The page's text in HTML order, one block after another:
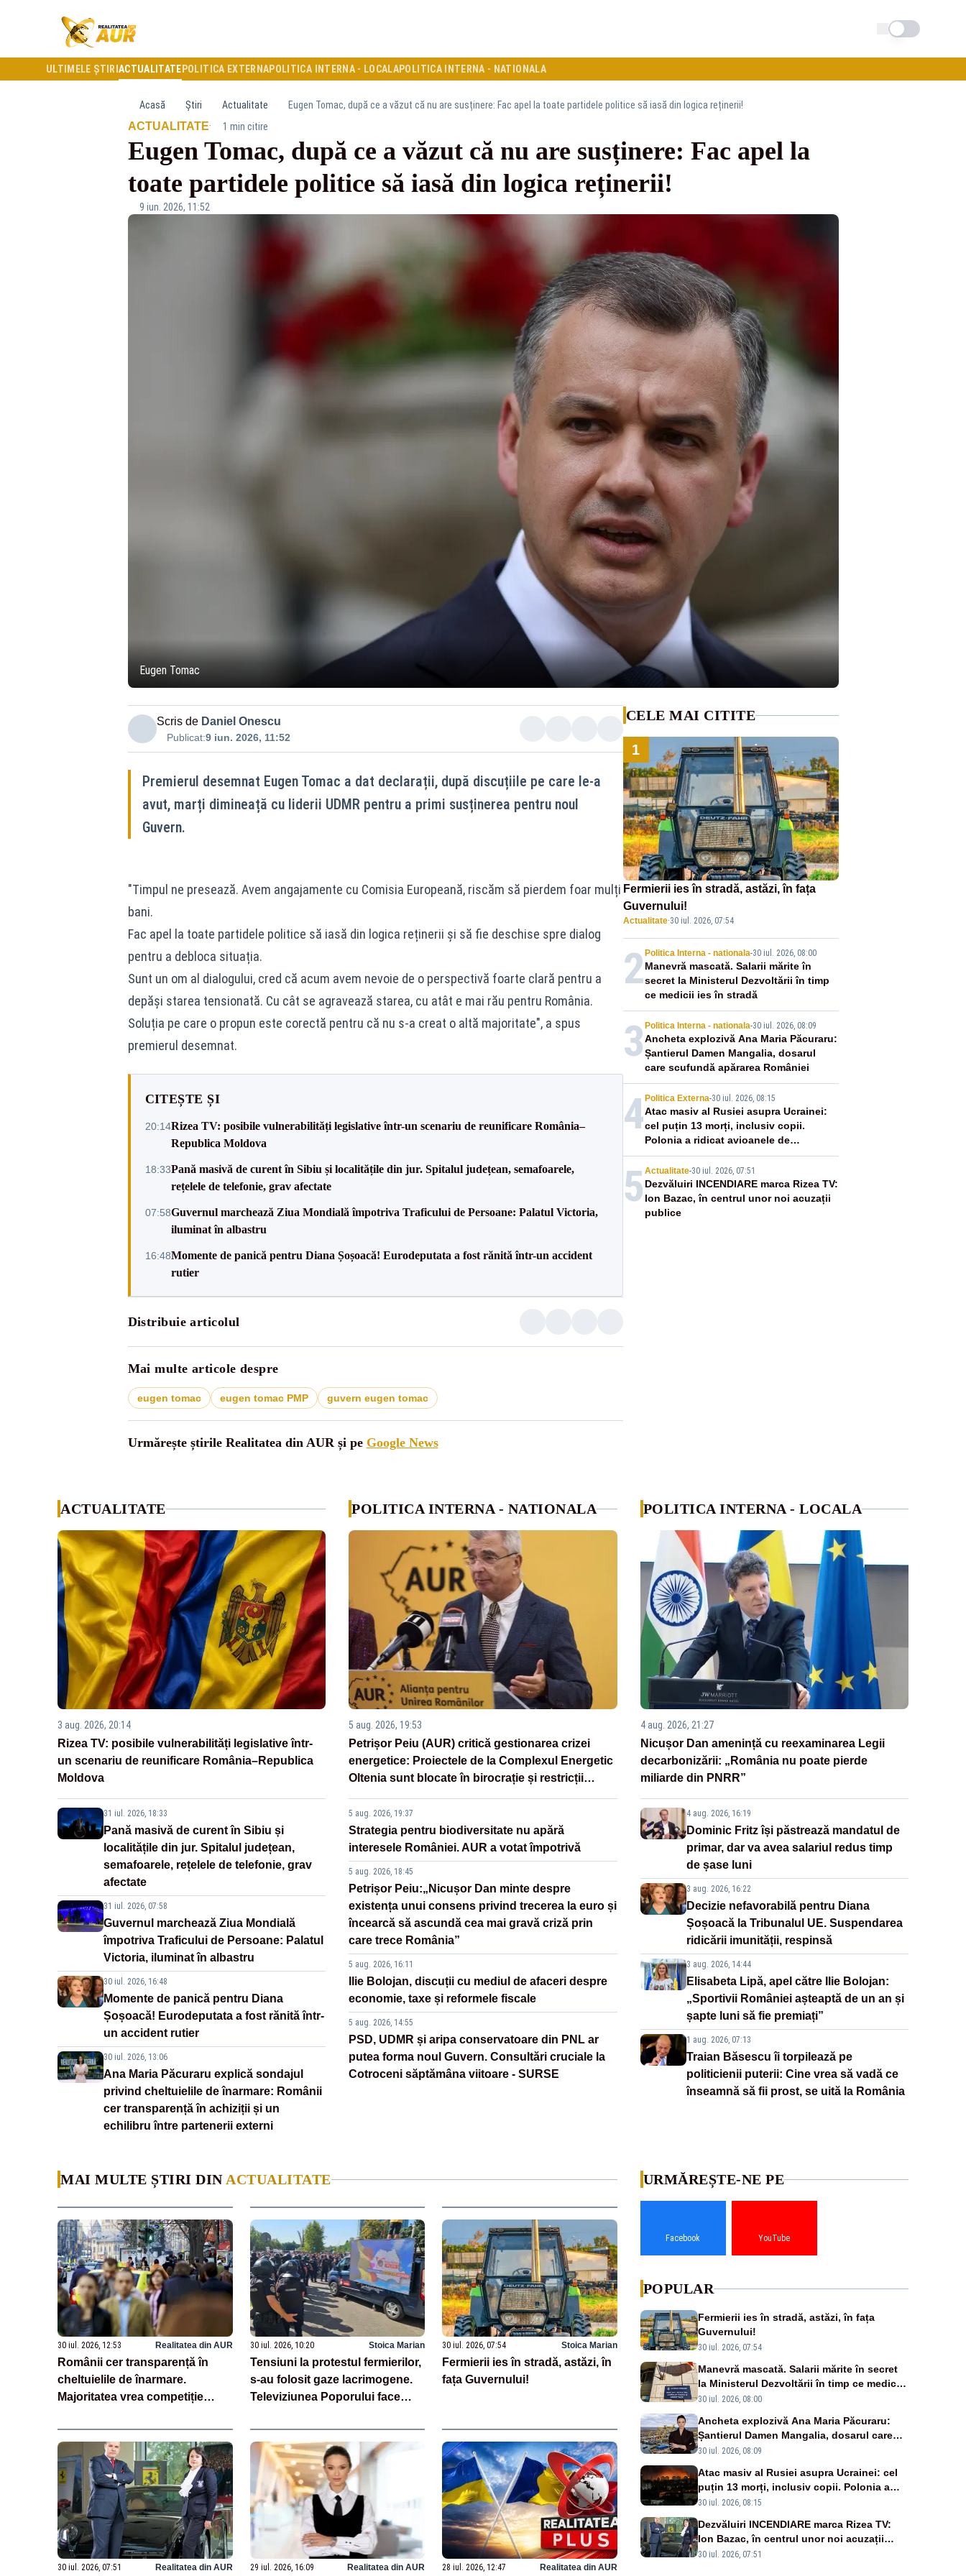
Schimba tema
ULTIMELE ȘTIRI ACTUALITATE POLITICA EXTERNAPOLITICA INTERNA - LOCALAPOLITICA INTERNA - NATIONALA
Acasă Știri Actualitate Eugen Tomac, după ce a văzut că nu are susținere: Fac apel la toate partidele politice să iasă din logica reținerii!
ACTUALITATE· 1 min citire
Eugen Tomac, după ce a văzut că nu are susținere: Fac apel la
toate partidele politice să iasă din logica reținerii!
9 iun. 2026, 11:52
Eugen Tomac
Scris de Daniel Onescu
Publicat:9 iun. 2026, 11:52
Premierul desemnat Eugen Tomac a dat declarații, după discuțiile pe care le-a
avut, marți dimineață cu liderii UDMR pentru a primi susținerea pentru noul
Guvern.
"Timpul ne presează. Avem angajamente cu Comisia Europeană, riscăm să pierdem foar mulți
bani.
Fac apel la toate partidele politice să iasă din logica reținerii și să fie deschise spre dialog
pentru a debloca situația.
Sunt un om al dialogului, cred că acum avem nevoie de o perspectivă foarte clară pentru a
depăși starea tensionată. Cu cât se agravează starea, cu atât e mai rău pentru România.
Soluția pe care o propun este corectă pentru că nu s-a creat o altă majoritate", a spus
premierul desemnat.
CITEȘTE ȘI
20:14Rizea TV: posibile vulnerabilități legislative într-un scenariu de reunificare România–
Republica Moldova
18:33Pană masivă de curent în Sibiu și localitățile din jur. Spitalul județean, semafoarele,
rețelele de telefonie, grav afectate
07:58Guvernul marchează Ziua Mondială împotriva Traficului de Persoane: Palatul Victoria,
iluminat în albastru
16:48Momente de panică pentru Diana Șoșoacă! Eurodeputata a fost rănită într-un accident
rutier
Distribuie articolul
Mai multe articole despre
eugen tomac eugen tomac PMP guvern eugen tomac
Urmărește știrile Realitatea din AUR și pe Google News
CELE MAI CITITE
1
Fermierii ies în stradă, astăzi, în fața
Guvernului!
Actualitate·30 iul. 2026, 07:54
2 Politica Interna - nationala-30 iul. 2026, 08:00
Manevră mascată. Salarii mărite în
secret la Ministerul Dezvoltării în timp
ce medicii ies în stradă
3 Politica Interna - nationala-30 iul. 2026, 08:09
Ancheta explozivă Ana Maria Păcuraru:
Șantierul Damen Mangalia, dosarul
care scufundă apărarea României
4 Politica Externa-30 iul. 2026, 08:15
Atac masiv al Rusiei asupra Ucrainei:
cel puțin 13 morți, inclusiv copii.
Polonia a ridicat avioanele de
vânătoare
5 Actualitate-30 iul. 2026, 07:51
Dezvăluiri INCENDIARE marca Rizea TV:
Ion Bazac, în centrul unor noi acuzații
publice
ACTUALITATE
3 aug. 2026, 20:14
Rizea TV: posibile vulnerabilități legislative într-
un scenariu de reunificare România–Republica
Moldova
31 iul. 2026, 18:33
Pană masivă de curent în Sibiu și
localitățile din jur. Spitalul județean,
semafoarele, rețelele de telefonie, grav
afectate
31 iul. 2026, 07:58
Guvernul marchează Ziua Mondială
împotriva Traficului de Persoane: Palatul
Victoria, iluminat în albastru
30 iul. 2026, 16:48
Momente de panică pentru Diana
Șoșoacă! Eurodeputata a fost rănită într-
un accident rutier
30 iul. 2026, 13:06
Ana Maria Păcuraru explică sondajul
privind cheltuielile de înarmare: Românii
cer transparență în achiziții și un
echilibru între partenerii externi
POLITICA INTERNA - NATIONALA
5 aug. 2026, 19:53
Petrișor Peiu (AUR) critică gestionarea crizei
energetice: Proiectele de la Complexul Energetic
Oltenia sunt blocate în birocrație și restricții
5 aug. 2026, 19:37
Strategia pentru biodiversitate nu apără
interesele României. AUR a votat împotrivă
5 aug. 2026, 18:45
Petrișor Peiu:„Nicușor Dan minte despre
existența unui consens privind trecerea la euro și
încearcă să ascundă cea mai gravă criză prin
care trece România”
5 aug. 2026, 16:11
Ilie Bolojan, discuții cu mediul de afaceri despre
economie, taxe și reformele fiscale
5 aug. 2026, 14:55
PSD, UDMR și aripa conservatoare din PNL ar
putea forma noul Guvern. Consultări cruciale la
Cotroceni săptămâna viitoare - SURSE
POLITICA INTERNA - LOCALA
4 aug. 2026, 21:27
Nicușor Dan amenință cu reexaminarea Legii
decarbonizării: „România nu poate pierde
miliarde din PNRR”
4 aug. 2026, 16:19
Dominic Fritz își păstrează mandatul de
primar, dar va avea salariul redus timp
de șase luni
3 aug. 2026, 16:22
Decizie nefavorabilă pentru Diana
Șoșoacă la Tribunalul UE. Suspendarea
ridicării imunității, respinsă
3 aug. 2026, 14:44
Elisabeta Lipă, apel către Ilie Bolojan:
„Sportivii României așteaptă de un an și
șapte luni să fie premiați”
1 aug. 2026, 07:13
Traian Băsescu îi torpilează pe
politicienii puterii: Cine vrea să vadă ce
înseamnă să fii prost, se uită la România
MAI MULTE ȘTIRI DIN ACTUALITATE
30 iul. 2026, 12:53 Realitatea din AUR
Românii cer transparență în
cheltuielile de înarmare.
Majoritatea vrea competiție
SONDAJ
30 iul. 2026, 10:20 Stoica Marian
Tensiuni la protestul fermierilor,
s-au folosit gaze lacrimogene.
Televiziunea Poporului face
30 iul. 2026, 07:54 Stoica Marian
Fermierii ies în stradă, astăzi, în
fața Guvernului!
30 iul. 2026, 07:51 Realitatea din AUR 29 iul. 2026, 16:09 Realitatea din AUR 28 iul. 2026, 12:47 Realitatea din AUR
URMĂREȘTE-NE PE
Facebook YouTube
POPULAR
Fermierii ies în stradă, astăzi, în fața
Guvernului!
30 iul. 2026, 07:54
Manevră mascată. Salarii mărite în secret
la Ministerul Dezvoltării în timp ce medicii
ies în stradă
30 iul. 2026, 08:00
Ancheta explozivă Ana Maria Păcuraru:
Șantierul Damen Mangalia, dosarul care
scufundă apărarea României
30 iul. 2026, 08:09
Atac masiv al Rusiei asupra Ucrainei: cel
puțin 13 morți, inclusiv copii. Polonia a
ridicat avioanele de vânătoare
30 iul. 2026, 08:15
Dezvăluiri INCENDIARE marca Rizea TV:
Ion Bazac, în centrul unor noi acuzații
publice
30 iul. 2026, 07:51